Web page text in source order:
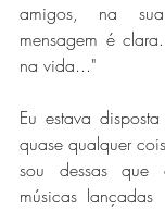
amigos, na
mensagem é
na vida..."
Eu estava
quase qualquer
sou dessas
músicas